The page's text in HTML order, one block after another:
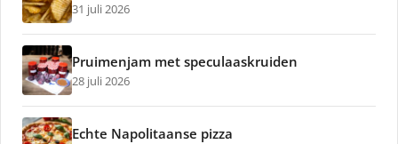
31 juli 2026
Pruimenjam met speculaaskruiden
28 juli 2026
Echte Napolitaanse pizza